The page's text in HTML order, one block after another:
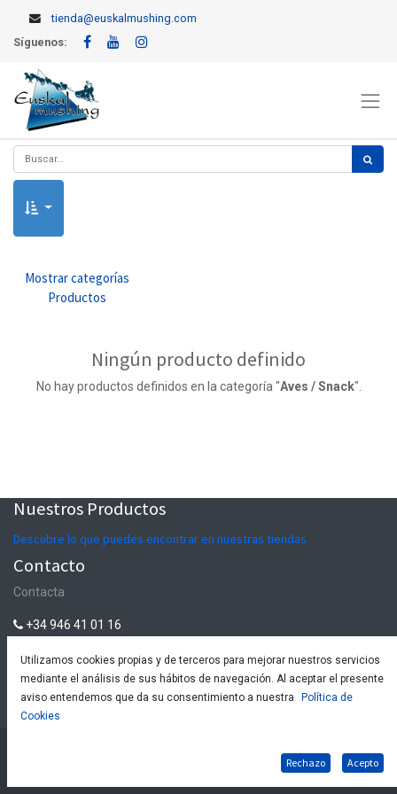
tienda@euskalmushing.com
Síguenos:
Mostrar categorías
Productos
Ningún producto definido
No hay productos definidos en la categoría "Aves / Snack".
Nuestros Productos
Descubre lo que puedes encontrar en nuestras tiendas
Contacto
Contacta
+34 946 41 01 16
Euskalmushing, S.L.
Política de cookies -Política de
Política de privacidad-Aviso Legal
Utilizamos cookies propias y de terceros para mejorar nuestros servicios
mediante el análisis de sus hábitos de navegación. Al aceptar el presente
aviso entendemos que da su consentimiento a nuestra
Política de
Cookies
Rechazo Acepto